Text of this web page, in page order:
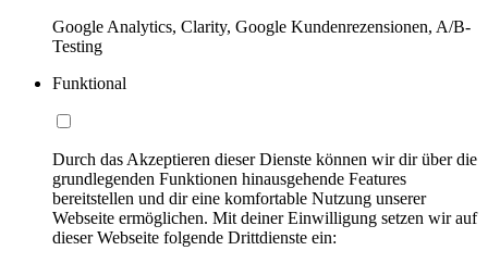
Google Analytics, Clarity, Google Kundenrezensionen, A/B-
Testing
Funktional
Durch das Akzeptieren dieser Dienste können wir dir über die
grundlegenden Funktionen hinausgehende Features
bereitstellen und dir eine komfortable Nutzung unserer
Webseite ermöglichen. Mit deiner Einwilligung setzen wir auf
dieser Webseite folgende Drittdienste ein: